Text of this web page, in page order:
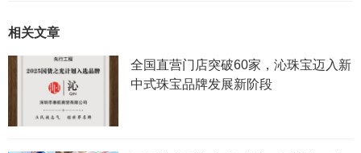
相关文章
全国直营门店突破60家，沁珠宝迈入新
中式珠宝品牌发展新阶段